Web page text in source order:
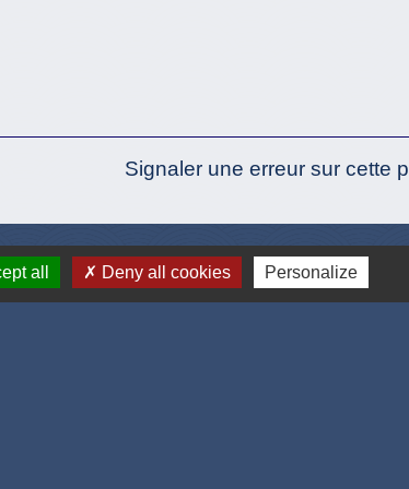
Signaler une erreur sur cette
all Deny all cookies Personalize